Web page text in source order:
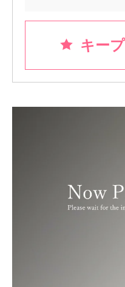
キー